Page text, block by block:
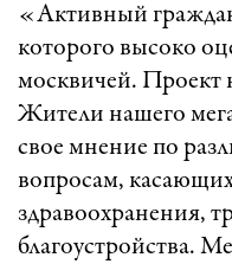
«Активный
которого высоко
москвичей. Проект
Жители нашего
свое мнение по
вопросам,
здравоохранения,
благоустройства.